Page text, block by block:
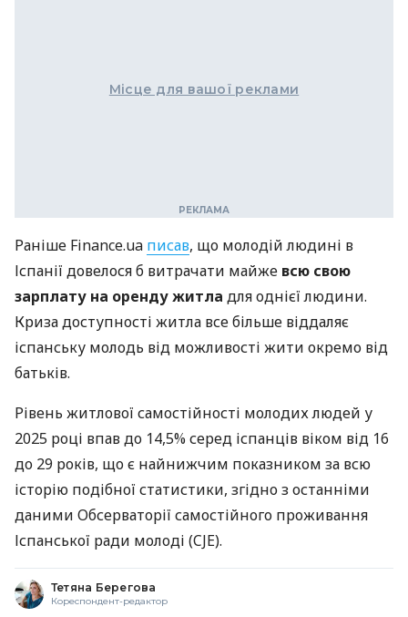
Місце для вашої реклами
Раніше Finance.ua писав, що молодій людині в
Іспанії довелося б витрачати майже всю свою
зарплату на оренду житла для однієї людини.
Криза доступності житла все більше віддаляє
іспанську молодь від можливості жити окремо від
батьків.
Рівень житлової самостійності молодих людей у
2025 році впав до 14,5% серед іспанців віком від 16
до 29 років, що є найнижчим показником за всю
історію подібної статистики, згідно з останніми
даними Обсерваторії самостійного проживання
Іспанської ради молоді (CJE).
Тетяна Берегова
Кореспондент-редактор